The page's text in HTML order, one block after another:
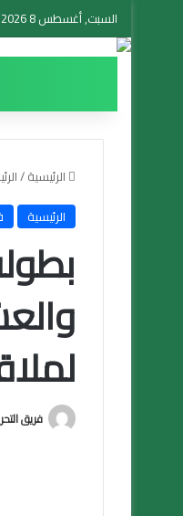
السبت, أغسطس 8 2026
الرئيسية/
الرئيسية
فريق